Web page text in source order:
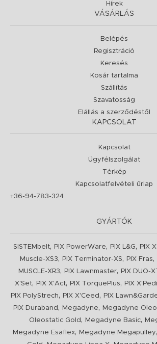
Hírek
VÁSÁRLÁS
Belépés
Regisztráció
Keresés
Kosár tartalma
Szállítás
Szavatosság
Elállás a szerződéstől
KAPCSOLAT
Kapcsolat
Ügyfélszolgálat
Térkép
Kapcsolatfelvételi űrlap
+36-94-783-324
GYÁRTÓK
SISTEMbelt, PIX PowerWare, PIX L&G, PIX
Muscle-XS3, PIX Terminator-XS, PIX Fras,
MUSCLE-XR3, PIX Lawnmaster, PIX DUO-XT
X'Set, PIX X'Act, PIX TorquePlus, PIX
PIX PolyStrech, PIX X'Ceed , PIX
PIX Duraband , Megadyne, Megadyne
Oleostatic Gold , Megadyne Basic,
Megadyne Esaflex, Megadyne Megapulley,